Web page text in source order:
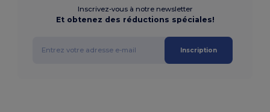
Inscrivez-vous à notre newsletter
Et obtenez des réductions spéciales!
Inscription